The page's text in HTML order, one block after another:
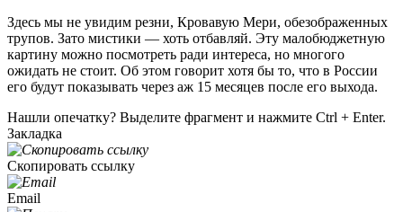
Здесь мы не увидим резни, Кровавую Мери, обезображенных
трупов. Зато мистики — хоть отбавляй. Эту малобюджетную
картину можно посмотреть ради интереса, но многого
ожидать не стоит. Об этом говорит хотя бы то, что в России
его будут показывать через аж 15 месяцев после его выхода.
Нашли опечатку? Выделите фрагмент и нажмите Ctrl + Enter.
Закладка
Скопировать ссылку
Email